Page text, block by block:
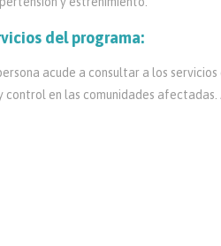
del programa:
acude a consultar a los
control en las comunidades